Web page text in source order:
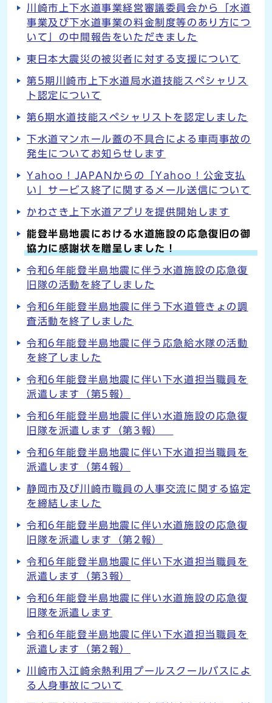
川崎市上下水道事業経営審議委員会から「水道
事業及び下水道事業の料金制度等のあり方につ
いて」の中間報告をいただきました
東日本大震災の被災者に対する支援について
第5期川崎市上下水道局水道技能スペシャリス
ト認定について
第6期水道技能スペシャリストを認定しました
下水道マンホール蓋の不具合による車両事故の
発生についてお知らせします
Yahoo！JAPANからの「Yahoo！公金支払
い」サービス終了に関するメール送信について
かわさき上下水道アプリを提供開始します
能登半島地震における水道施設の応急復旧の御
協力に感謝状を贈呈しました！
令和6年能登半島地震に伴う水道施設の応急復
旧隊の活動を終了しました
令和6年能登半島地震に伴う下水道管きょの調
査活動を終了しました
令和6年能登半島地震に伴う応急給水隊の活動
を終了しました
令和6年能登半島地震に伴い下水道担当職員を
派遣します（第5報）
令和6年能登半島地震に伴い水道施設の応急復
旧隊を派遣します（第3報）
令和6年能登半島地震に伴い下水道担当職員を
派遣します（第4報）
静岡市及び川崎市職員の人事交流に関する協定
を締結しました
令和6年能登半島地震に伴い水道施設の応急復
旧隊を派遣します（第2報）
令和6年能登半島地震に伴い下水道担当職員を
派遣します（第3報）
令和6年能登半島地震に伴い水道施設の応急復
旧隊を派遣します
令和6年能登半島地震に伴い下水道担当職員を
派遣します（第2報）
川崎市入江崎余熱利用プールスクールバスによ
る人身事故について